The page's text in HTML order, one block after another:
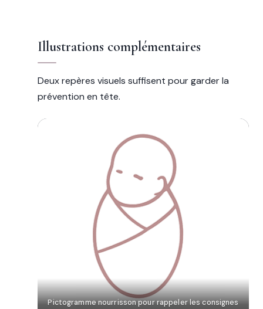
Illustrations complémentaires
Deux repères visuels suffisent pour garder la
prévention en tête.
Pictogramme nourrisson pour rappeler les consignes